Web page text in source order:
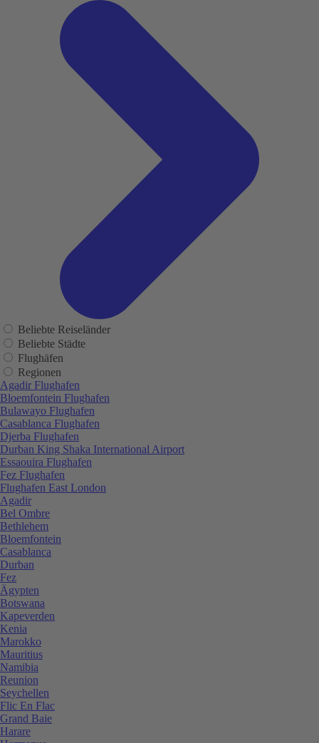
Beliebte Reiseländer
Beliebte Städte
Flughäfen
Regionen
Agadir Flughafen
Bloemfontein Flughafen
Bulawayo Flughafen
Casablanca Flughafen
Djerba Flughafen
Durban King Shaka International Airport
Essaouira Flughafen
Fez Flughafen
Flughafen East London
Agadir
Bel Ombre
Bethlehem
Bloemfontein
Casablanca
Durban
Fez
Ägypten
Botswana
Kapeverden
Kenia
Marokko
Mauritius
Namibia
Reunion
Seychellen
Flic En Flac
Grand Baie
Harare